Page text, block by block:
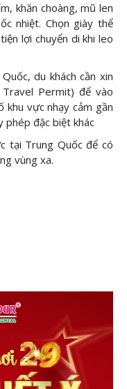
khăn choàng, mũ len
nhiệt. Chọn giày thể
lợi chuyển di khi leo
du khách cần xin
Permit) để vào
khu vực nhạy cảm gần
phép đặc biệt khác
tại Trung Quốc để có
vùng xa.